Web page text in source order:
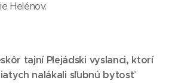
Helénov.
tajní Plejádski vyslanci, ktorí
nalákali sľubnú bytosť